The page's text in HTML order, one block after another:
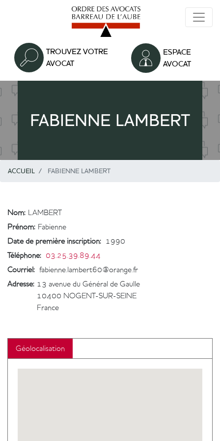
principal
TROUVEZ VOTRE
AVOCAT
ESPACE
AVOCAT
FABIENNE LAMBERT
ACCUEIL FABIENNE LAMBERT
Nom: LAMBERT
Prénom: Fabienne
Date de première inscription: 1990
Téléphone: 03.25.39.89.44
Courriel: fabienne.lambert60@orange.fr
Adresse: 13 avenue du Général de Gaulle
10400 NOGENT-SUR-SEINE
France
Géolocalisation